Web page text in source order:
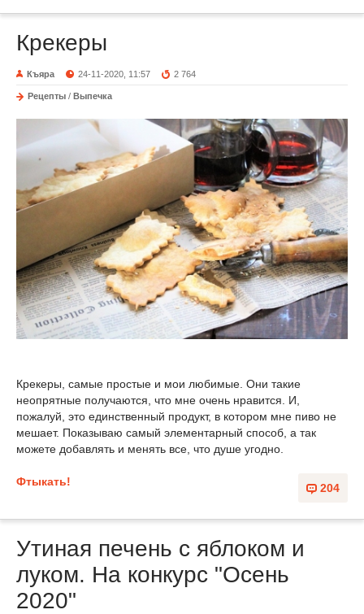
Крекеры
Къяра 24-11-2020, 11:57 2 764
Рецепты / Выпечка
Крекеры, самые простые и мои любимые. Они такие
неопрятные получаются, что мне очень нравится. И,
пожалуй, это единственный продукт, в котором мне пиво не
мешает. Показываю самый элементарный способ, а так
можете добавлять и менять все, что душе угодно.
204
Фтыкать!
Утиная печень с яблоком и
луком. На конкурс "Осень
2020"